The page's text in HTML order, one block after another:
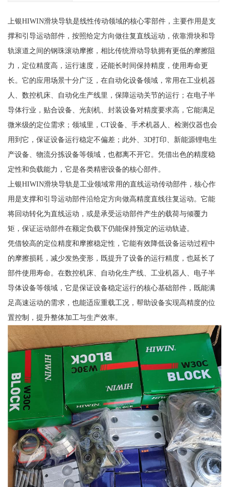
上银HIWIN滑块导轨是线性传动领域的核心零部件，主要作用是支
撑和引导运动部件，按照给定方向做往复直线运动，依靠滑块和导
轨滚道之间的钢珠滚动摩擦，相比传统滑动导轨拥有更低的摩擦阻
力，定位精度高，运行速度，还能长时间保持精度，使用寿命更
长。它的应用场景十分广泛，在自动化设备领域，常用在工业机器
人、数控机床、自动化生产线里，保障运动关节的运行；在电子半
导体行业，贴合设备、光刻机、封装设备对精度要求高，它能满足
微米级的定位需求；领域里，CT设备、手术机器人、检测仪器也会
用到它，保证设备运行稳定不偏差；此外、3D打印、新能源锂电生
产设备、物流分拣设备等领域，也都离不开它。凭借出色的精度稳
定性和负载能力，它是各类精密设备的核心部件。
上银HIWIN滑块导轨是工业领域常用的直线运动传动部件，核心作
用是支撑和引导运动部件沿给定方向做高精度直线往复运动。它能
将回动转化为直线运动，或是承受运动部件产生的载荷与倾覆力
矩，保证运动部件在额定负载下仍能保持预定的运动轨迹。
凭借较高的定位精度和摩擦稳定性，它能有效降低设备运动过程中
的摩擦损耗，减少发热变形，既提升了设备的运行精度，也延长了
部件使用寿命。在数控机床、自动化生产线、工业机器人、电子半
导体设备等领域，它是保证设备稳定运行的核心基础部件，既能满
足高速运动的需求，也能适应重载工况，帮助设备实现高精度的位
置控制，提升整体加工与生产效率。